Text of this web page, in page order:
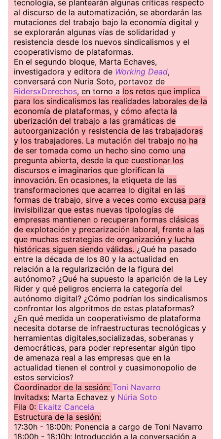
tecnología, se plantearán algunas críticas respecto
al discurso de la automatización, se abordarán las
mutaciones del trabajo bajo la economía digital y
se explorarán algunas vías de solidaridad y
resistencia desde los nuevos sindicalismos y el
cooperativismo de plataformas.
En el segundo bloque, Marta Echaves,
investigadora y editora de Working Dead,
conversará con Nuria Soto, portavoz de
RidersxDerechos, en torno a los retos que implica
para los sindicalismos las realidades laborales de la
economía de plataformas, y cómo afecta la
uberización del trabajo a las gramáticas de
autoorganización y resistencia de las trabajadoras
y los trabajadores. La mutación del trabajo no ha
de ser tomada como un hecho sino como una
pregunta abierta, desde la que cuestionar los
discursos e imaginarios que glorifican la
innovación. En ocasiones, la etiqueta de las
transformaciones que acarrea lo digital en las
formas de trabajo, sirve a veces como excusa para
invisibilizar que estas nuevas tipologías de
empresas mantienen o recuperan formas clásicas
de explotación y precarización laboral, frente a las
que muchas estrategias de organización y lucha
históricas siguen siendo válidas. ¿Qué ha pasado
entre la década de los 80 y la actualidad en
relación a la regularización de la figura del
autónomo? ¿Qué ha supuesto la aparición de la Ley
Rider y qué peligros encierra la categoría del
autónomo digital? ¿Cómo podrían los sindicalismos
confrontar los algoritmos de estas plataformas?
¿En qué medida un cooperativismo de plataforma
necesita dotarse de infraestructuras tecnológicas y
herramientas digitales,socializadas, soberanas y
democráticas, para poder representar algún tipo
de amenaza real a las empresas que en la
actualidad tienen el control y cuasimonopolio de
estos servicios?
Coordinador de la sesión: Toni Navarro
Invitadxs: Marta Echavez y Núria Soto
Fila 0: Ekaitz Cancela
Estructura de la sesión:
17:30h - 18:00h: Ponencia a cargo de Toni Navarro
18:00h - 18:10h: Introducción a la conversación a